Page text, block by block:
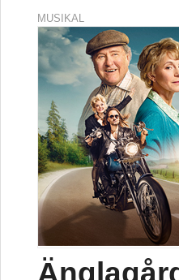
MUSIKAL